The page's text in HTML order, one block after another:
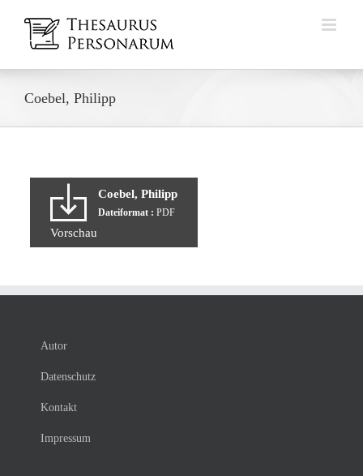
Inhalt
springen
Coebel, Philipp
Coebel, Philipp
Dateiformat : PDF
Vorschau
Autor
Datenschutz
Kontakt
Impressum